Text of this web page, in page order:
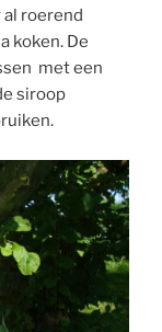
roerend
koken. De
met een
siroop